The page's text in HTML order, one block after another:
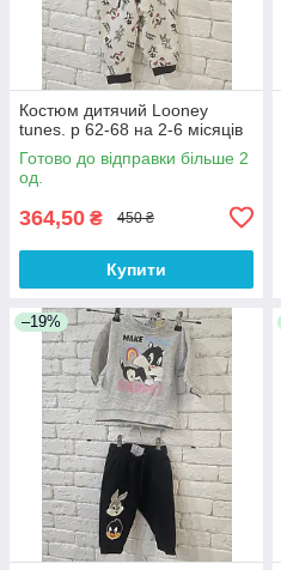
Костюм дитячий Looney
tunes. р 62-68 на 2-6 місяців
Готово до відправки більше 2
од.
364,50 ₴ 450 ₴
Купити
–19%